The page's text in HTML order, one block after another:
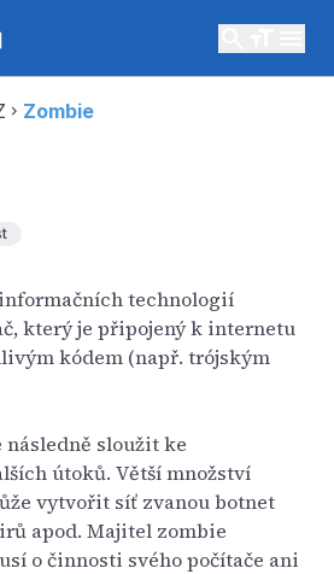
chevron_right Zombie
technologií
který je připojený k internetu
kódem (např. trójským
následně sloužit ke
útoků. Větší množství
vytvořit síť zvanou botnet
apod. Majitel zombie
o činnosti svého počítače ani